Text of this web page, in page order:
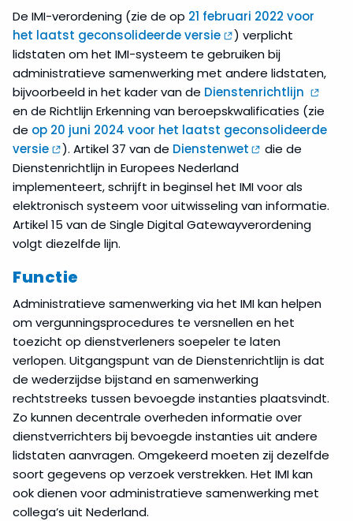
De IMI-verordening (zie de op 21 februari 2022 voor
het laatst geconsolideerde versie
) verplicht
lidstaten om het IMI-systeem te gebruiken bij
administratieve samenwerking met andere lidstaten,
bijvoorbeeld in het kader van de Dienstenrichtlijn
en de Richtlijn Erkenning van beroepskwalificaties (zie
de op 20 juni 2024 voor het laatst geconsolideerde
versie
). Artikel 37 van de Dienstenwet
die de
Dienstenrichtlijn in Europees Nederland
implementeert, schrijft in beginsel het IMI voor als
elektronisch systeem voor uitwisseling van informatie.
Artikel 15 van de Single Digital Gatewayverordening
volgt diezelfde lijn.
Functie
Administratieve samenwerking via het IMI kan helpen
om vergunningsprocedures te versnellen en het
toezicht op dienstverleners soepeler te laten
verlopen. Uitgangspunt van de Dienstenrichtlijn is dat
de wederzijdse bijstand en samenwerking
rechtstreeks tussen bevoegde instanties plaatsvindt.
Zo kunnen decentrale overheden informatie over
dienstverrichters bij bevoegde instanties uit andere
lidstaten aanvragen. Omgekeerd moeten zij dezelfde
soort gegevens op verzoek verstrekken. Het IMI kan
ook dienen voor administratieve samenwerking met
collega’s uit Nederland.